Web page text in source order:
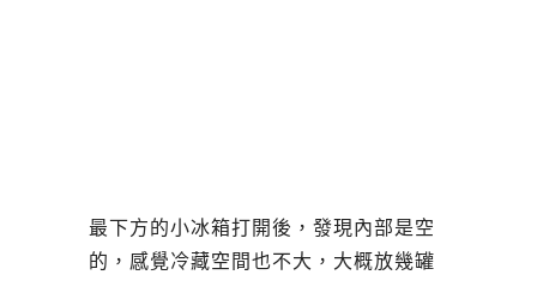
最下方的小冰箱打開後，發現內部是空
的，感覺冷藏空間也不大，大概放幾罐